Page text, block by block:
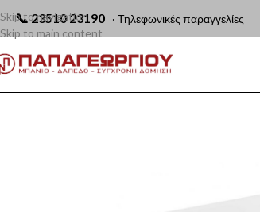
📞 23510 23190 · Τηλεφωνικές παραγγελίες
Skip to navigation
Skip to main content